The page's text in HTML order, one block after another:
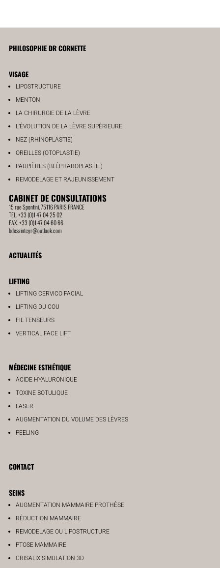
PHILOSOPHIE DR CORNETTE
VISAGE
LIPOSTRUCTURE
MENTON
LA CHIRURGIE DE LA LÈVRE
L’ÉVOLUTION DE LA LÈVRE SUPÉRIEURE
NEZ (RHINOPLASTIE)
OREILLES (OTOPLASTIE)
PAUPIÈRES (BLÉPHAROPLASTIE)
REMODELAGE ET RAJEUNISSEMENT
CABINET DE CONSULTATIONS
15 rue Spontini, 75116 PARIS FRANCE
TEL. +33 (0)1 47 04 25 02
FAX. +33 (0)1 47 04 60 66
bdesaintcyr@outlook.com
ACTUALITÉS
LIFTING
LIFTING CERVICO FACIAL
LIFTING DU COU
FIL TENSEURS
VERTICAL FACE LIFT
MÉDECINE ESTHÉTIQUE
ACIDE HYALURONIQUE
TOXINE BOTULIQUE
LASER
AUGMENTATION DU VOLUME DES LÈVRES
PEELING
CONTACT
SEINS
AUGMENTATION MAMMAIRE PROTHÈSE
RÉDUCTION MAMMAIRE
REMODELAGE OU LIPOSTRUCTURE
PTOSE MAMMAIRE
CRISALIX SIMULATION 3D